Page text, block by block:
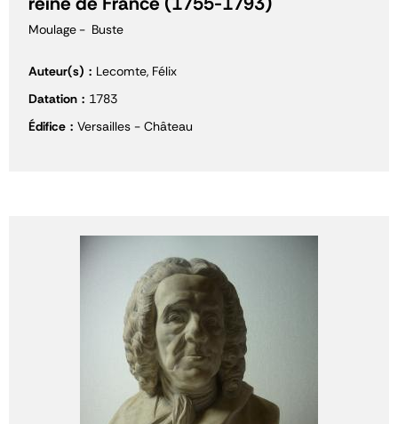
Moulage Buste
Auteur(s)
Lecomte, Félix
Datation
1783
Édifice
Versailles - Château